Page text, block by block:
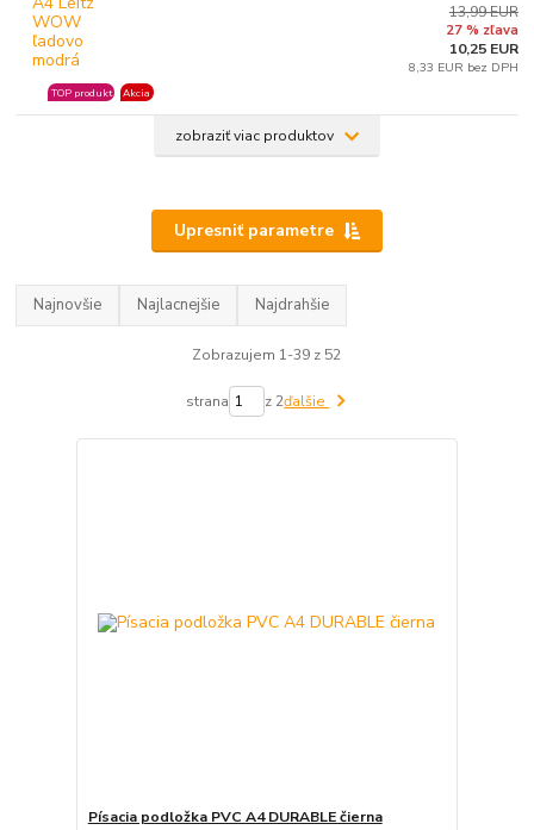
TOP produkt Akcia
13,99 EUR
27 % zľava
10,25 EUR
8,33 EUR bez DPH
zobraziť viac produktov
Upresniť parametre
Najnovšie Najlacnejšie Najdrahšie
Zobrazujem 1-39 z 52
strana z 2ďalšie
Písacia podložka PVC A4 DURABLE čierna